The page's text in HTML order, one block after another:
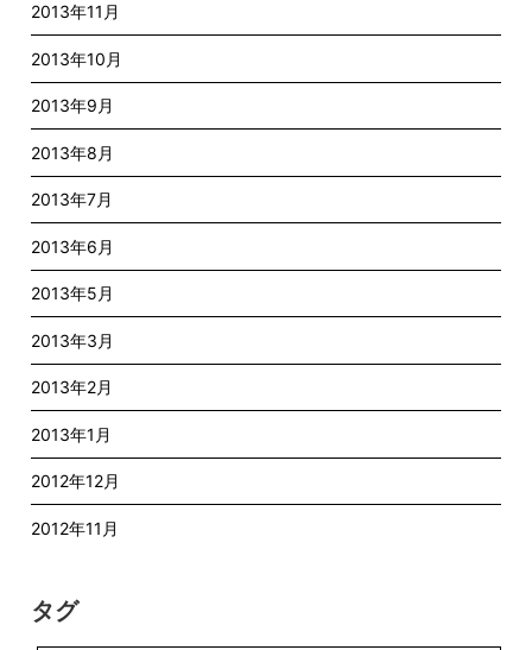
2013年11月
2013年10月
2013年9月
2013年8月
2013年7月
2013年6月
2013年5月
2013年3月
2013年2月
2013年1月
2012年12月
2012年11月
タグ